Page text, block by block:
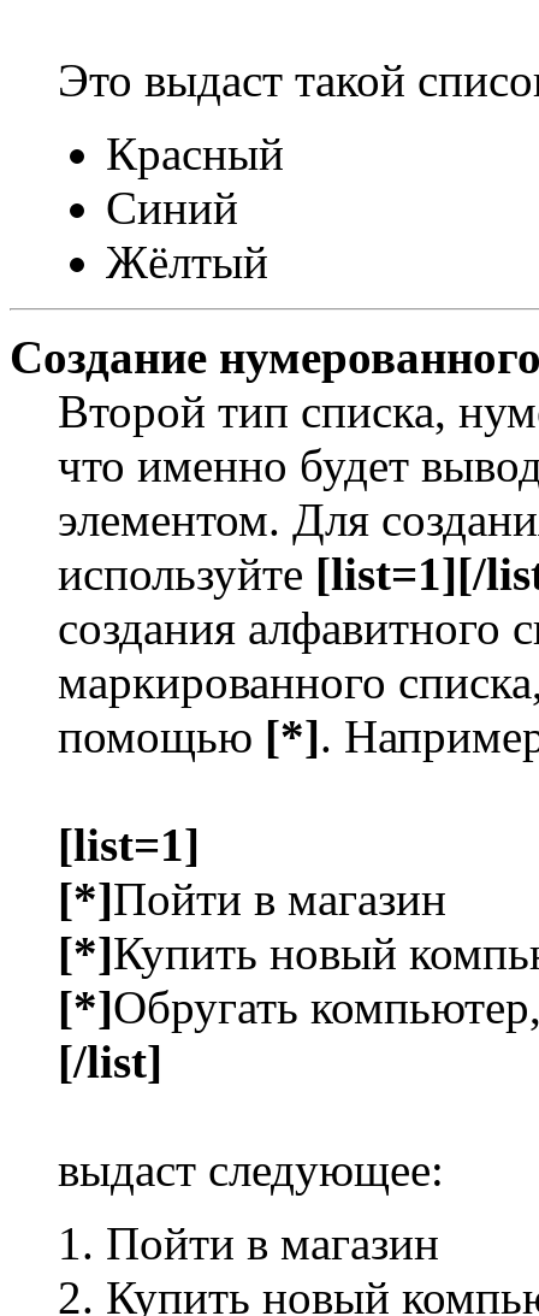
Это выдаст такой
Красный
Синий
Жёлтый
Создание
Второй тип списка,
что именно будет
элементом. Для
используйте [list=1][/
создания алфавитного
маркированного
помощью [*].
[list=1]
[*]Пойти в магазин
[*]Купить новый
[*]Обругать
[/list]
выдаст следующее:
Пойти в магазин
Купить новый